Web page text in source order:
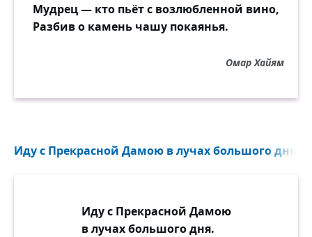
Мудрец — кто пьёт с возлюбленной вино,
Разбив о камень чашу покаянья.
Омар Хайям
Иду с Прекрасной Дамою в лучах большого дня...
Иду с Прекрасной Дамою
в лучах большого дня.